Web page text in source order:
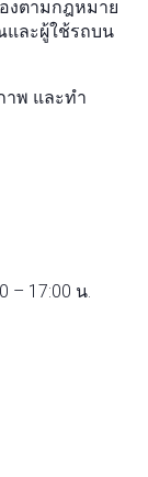
งตามกฎหมาย
ละผู้ใช้รถบน
าพ และทำ
– 17:00 น.